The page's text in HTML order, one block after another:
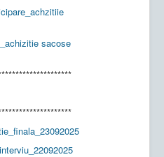
sacose